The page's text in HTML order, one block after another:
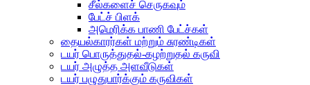
சீல்களைச் செருகவும்
பேட்ச் பிளக்
அமெரிக்க பாணி பேட்ச்கள்
தையல்காரர்கள் மற்றும் சுரண்டிகள்
டயர் பொருத்துதல்-கழற்றுதல் கருவி
டயர் அழுத்த அளவீடுகள்
டயர் பழுதுபார்க்கும் கருவிகள்